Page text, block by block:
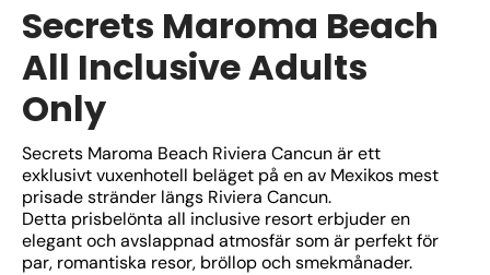
Secrets Maroma Beach
All Inclusive Adults
Only
Secrets Maroma Beach Riviera Cancun är ett
exklusivt vuxenhotell beläget på en av Mexikos mest
prisade stränder längs Riviera Cancun.
Detta prisbelönta all inclusive resort erbjuder en
elegant och avslappnad atmosfär som är perfekt för
par, romantiska resor, bröllop och smekmånader.